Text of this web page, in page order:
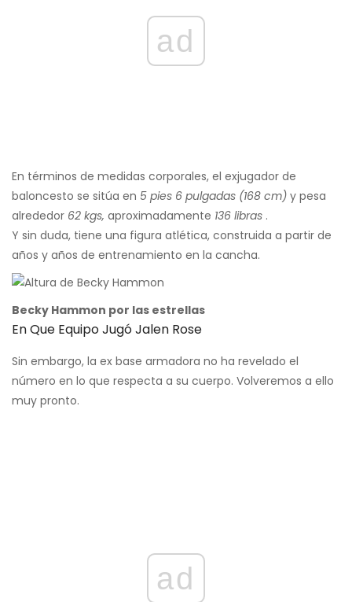
ad
En términos de medidas corporales, el exjugador de
baloncesto se sitúa en 5 pies 6 pulgadas (168 cm) y pesa
alrededor 62 kgs, aproximadamente 136 libras .
Y sin duda, tiene una figura atlética, construida a partir de
años y años de entrenamiento en la cancha.
Becky Hammon por las estrellas
En Que Equipo Jugó Jalen Rose
Sin embargo, la ex base armadora no ha revelado el
número en lo que respecta a su cuerpo. Volveremos a ello
muy pronto.
ad